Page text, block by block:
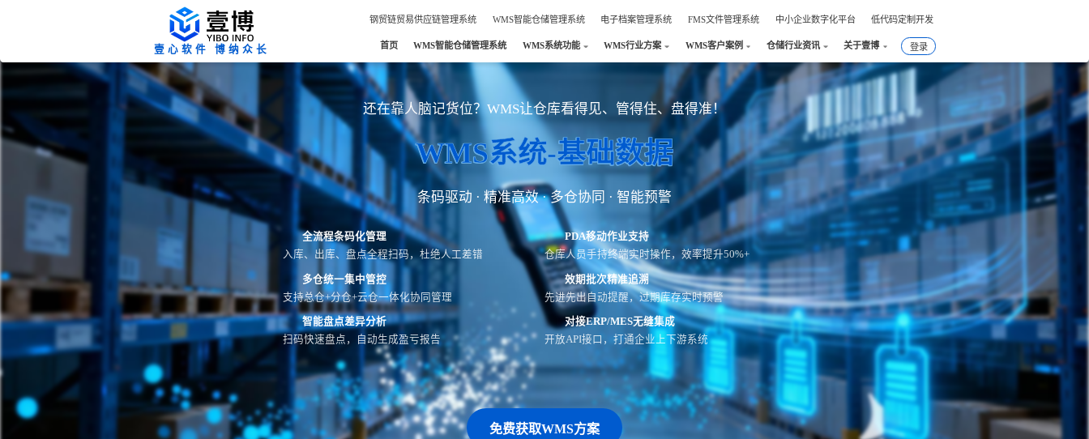
钢贸链贸易供应链管理系统 WMS智能仓储管理系统 电子档案管理系统 FMS文件管理系统 中小企业数字化平台 低代码定制开发
壹心软件 博纳众长 首页 WMS智能仓储管理系统 WMS系统功能 WMS行业方案 WMS客户案例 仓储行业资讯 关于壹博 登录
还在靠人脑记货位？WMS让仓库看得见、管得住、盘得准！
WMS系统-基础数据
条码驱动 · 精准高效 · 多仓协同 · 智能预警
全流程条码化管理
入库、出库、盘点全程扫码，杜绝人工差错
PDA移动作业支持
仓库人员手持终端实时操作，效率提升50%+
多仓统一集中管控
支持总仓+分仓+云仓一体化协同管理
效期批次精准追溯
先进先出自动提醒，过期库存实时预警
智能盘点差异分析
扫码快速盘点，自动生成盈亏报告
对接ERP/MES无缝集成
开放API接口，打通企业上下游系统
免费获取WMS方案